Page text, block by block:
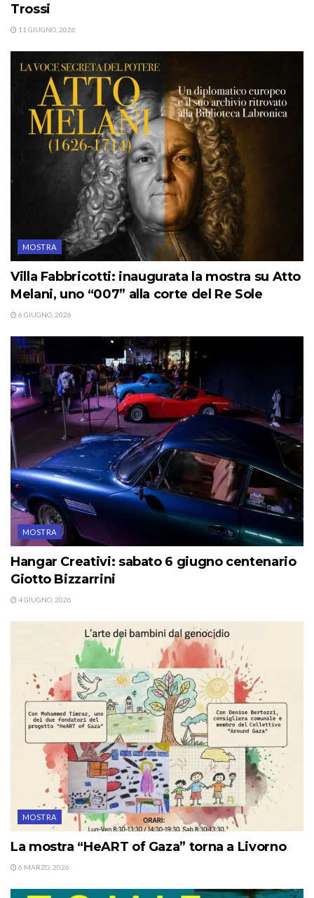
Trossi
11 GIUGNO, 2026
MOSTRA
Villa Fabbricotti: inaugurata la mostra su Atto
Melani, uno “007” alla corte del Re Sole
6 GIUGNO, 2026
MOSTRA
Hangar Creativi: sabato 6 giugno centenario
Giotto Bizzarrini
4 GIUGNO, 2026
MOSTRA
La mostra “HeART of Gaza” torna a Livorno
6 MARZO, 2026